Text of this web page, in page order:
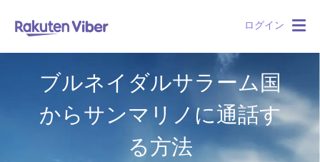
ログイン
ブルネイダルサラーム国
からサンマリノに通話す
る方法